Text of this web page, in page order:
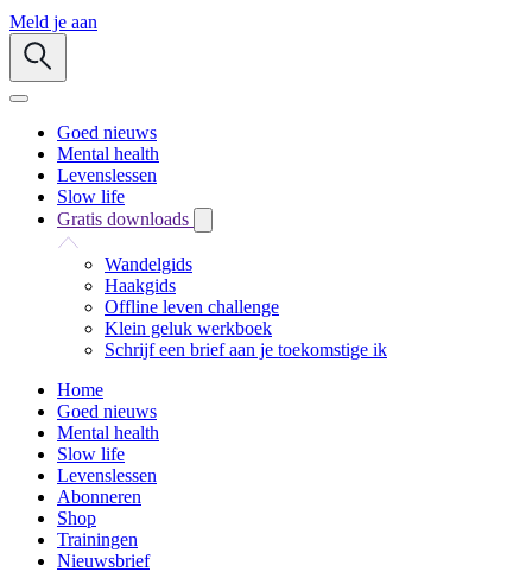
Meld je aan
Goed nieuws
Mental health
Levenslessen
Slow life
Gratis downloads
Wandelgids
Haakgids
Offline leven challenge
Klein geluk werkboek
Schrijf een brief aan je toekomstige ik
Home
Goed nieuws
Mental health
Slow life
Levenslessen
Abonneren
Shop
Trainingen
Nieuwsbrief